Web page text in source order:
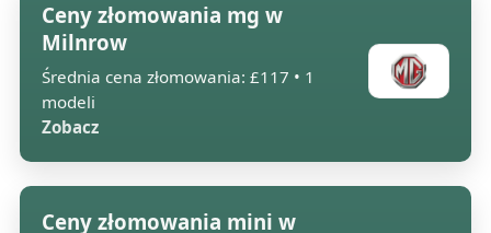
Ceny złomowania mg w
Milnrow
Średnia cena złomowania: £117 • 1
modeli
Zobacz
Ceny złomowania mini w